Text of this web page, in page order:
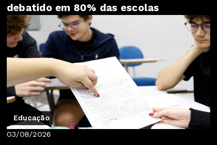
debatido em 80% das escolas
Educação
03/08/2026